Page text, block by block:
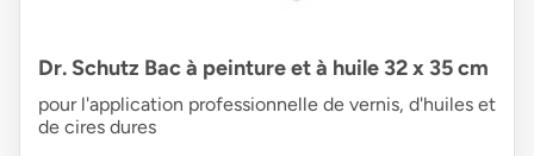
Dr. Schutz Bac à peinture et à huile 32 x 35 cm
pour l'application professionnelle de vernis, d'huiles et
de cires dures